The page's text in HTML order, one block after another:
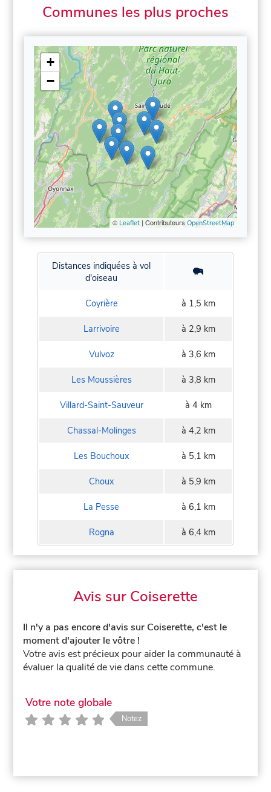
Communes les plus proches
+
−
© Leaflet| Contributeurs OpenStreetMap
Distances indiquées à vol
d'oiseau
Coyrière à 1,5 km
Larrivoire à 2,9 km
Vulvoz à 3,6 km
Les Moussières à 3,8 km
Villard-Saint-Sauveur à 4 km
Chassal-Molinges à 4,2 km
Les Bouchoux à 5,1 km
Choux à 5,9 km
La Pesse à 6,1 km
Rogna à 6,4 km
Avis sur Coiserette
Il n'y a pas encore d'avis sur Coiserette, c'est le
moment d'ajouter le vôtre !
Votre avis est précieux pour aider la communauté à
évaluer la qualité de vie dans cette commune.
Votre note globale
Notez